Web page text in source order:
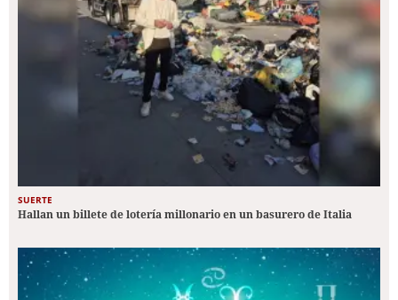
SUERTE
Hallan un billete de lotería millonario en un basurero de Italia